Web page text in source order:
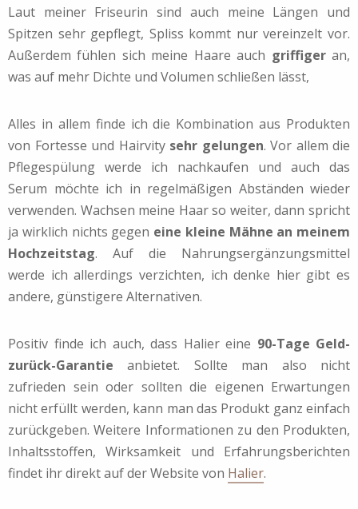
Laut meiner Friseurin sind auch meine Längen und
Spitzen sehr gepflegt, Spliss kommt nur vereinzelt vor.
Außerdem fühlen sich meine Haare auch griffigeran,
was auf mehr Dichte und Volumen schließen lässt,
Alles in allem finde ich die Kombination aus Produkten
von Fortesse und Hairvity sehr gelungen. Vor allem die
Pflegespülung werde ich nachkaufen und auch das
Serum möchte ich in regelmäßigen Abständen wieder
verwenden. Wachsen meine Haar so weiter, dann spricht
ja wirklich nichts gegen eine kleine Mähne an meinem
Hochzeitstag. Auf die Nahrungsergänzungsmittel
werde ich allerdings verzichten, ich denke hier gibt es
andere, günstigere Alternativen.
Positiv finde ich auch, dass Halier eine 90-Tage Geld-
zurück-Garantie anbietet. Sollte man also nicht
zufrieden sein oder sollten die eigenen Erwartungen
nicht erfüllt werden, kann man das Produkt ganz einfach
zurückgeben. Weitere Informationen zu den Produkten,
Inhaltsstoffen, Wirksamkeit und Erfahrungsberichten
findet ihr direkt auf der Website von Halier.